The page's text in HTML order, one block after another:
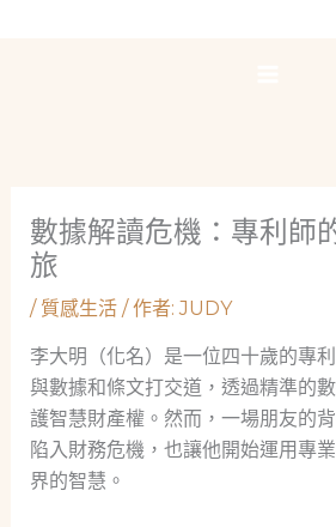
數據解讀危機：專利師
旅
/ 質感生活/ 作者:JUDY
李大明（化名）是一位四十歲的專
與數據和條文打交道，透過精準的
護智慧財產權。然而，一場朋友的
陷入財務危機，也讓他開始運用專
界的智慧。